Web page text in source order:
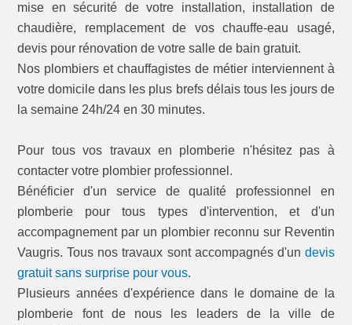
mise en sécurité de votre installation, installation de
chaudière, remplacement de vos chauffe-eau usagé,
devis pour rénovation de votre salle de bain gratuit.
Nos plombiers et chauffagistes de métier interviennent à
votre domicile dans les plus brefs délais tous les jours de
la semaine 24h/24 en 30 minutes.
Pour tous vos travaux en plomberie n'hésitez pas à
contacter votre plombier professionnel.
Bénéficier d'un service de qualité professionnel en
plomberie pour tous types d'intervention, et d'un
accompagnement par un plombier reconnu sur Reventin
Vaugris. Tous nos travaux sont accompagnés d'un devis
gratuit sans surprise pour vous.
Plusieurs années d'expérience dans le domaine de la
plomberie font de nous les leaders de la ville de